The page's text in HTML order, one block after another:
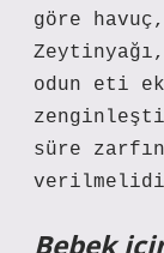
göre
odun eti
süre
Bebek